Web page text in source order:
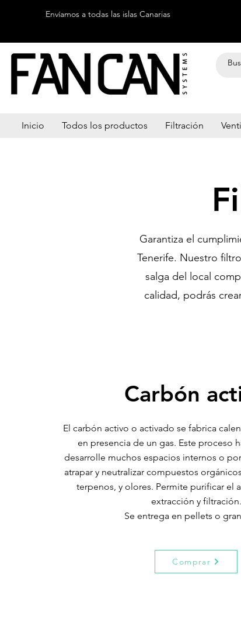
Envíamos a todas las islas Canarias
Inicio Todos los productos Filtración
Garantiza el
Tenerife. Nuestro
salga del local
calidad, podrás
Carbón
El carbón activo o activado se fabrica
en presencia de un gas. Este proceso
desarrolle muchos espacios internos o
atrapar y neutralizar compuestos
terpenos, y olores. Permite purificar el
extracción y filtración.
Se entrega en pellets o
Comprar